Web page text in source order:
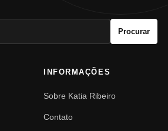
Procurar
INFORMAÇÕES
Sobre Katia Ribeiro
Contato